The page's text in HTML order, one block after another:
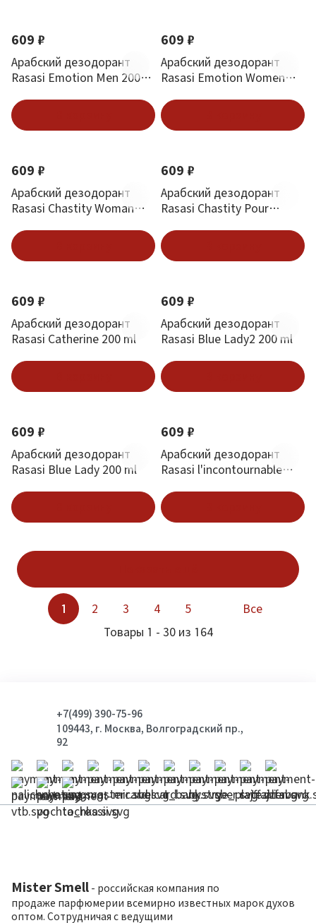
609 ₽
Арабский дезодорант
Rasasi Emotion Men 200
609 ₽
Арабский дезодорант
Rasasi Emotion Women
609 ₽
Арабский дезодорант
Rasasi Chastity Woman
609 ₽
Арабский дезодорант
Rasasi Chastity Pour
609 ₽
Арабский дезодорант
Rasasi Catherine 200 ml
609 ₽
Арабский дезодорант
Rasasi Blue Lady2 200 ml
609 ₽
Арабский дезодорант
Rasasi Blue Lady 200 ml
609 ₽
Арабский дезодорант
Rasasi l'incontournable
1 2 3 4 5
Все
Товары 1 - 30 из 164
+7(499) 390-75-96
109443, г. Москва, Волгоградский пр.,
92
Mister Smell - российская компания по
продаже парфюмерии всемирно известных марок духов
оптом. Сотрудничая с ведущими